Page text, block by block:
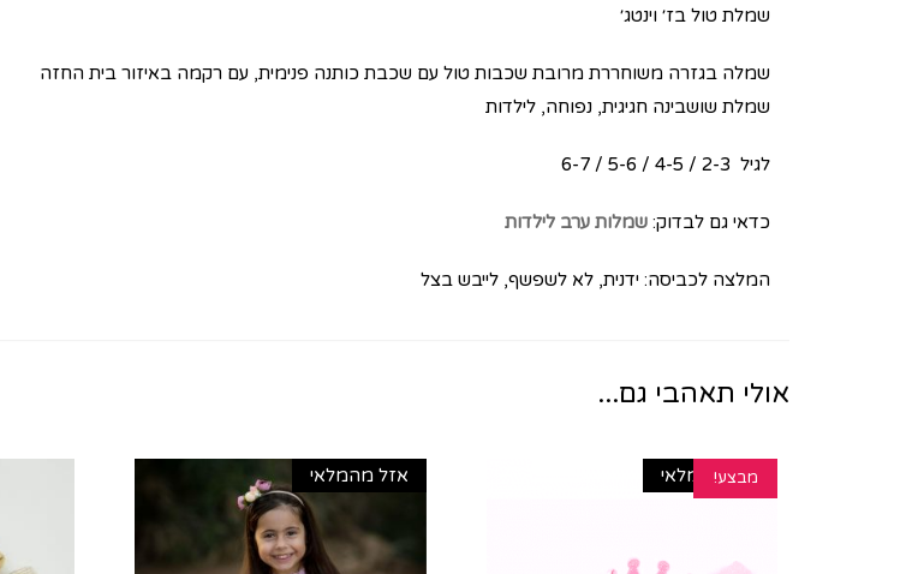
שמלת טול בז׳ וינטג׳
שמלה בגזרה משוחררת מרובת שכבות טול עם שכבת כותנה פנימית, עם רקמה באיזור בית החזה
שמלת שושבינה חגיגית, נפוחה, לילדות
לגיל 2-3 / 4-5 / 5-6 / 6-7
כדאי גם לבדוק: שמלות ערב לילדות
המלצה לכביסה: ידנית, לא לשפשף, לייבש בצל
אולי תאהבי גם...
מבצע!
אזל מהמלאי אזל מהמלאי